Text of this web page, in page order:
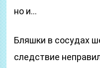
но и…
Бляшки в сосудах
следствие